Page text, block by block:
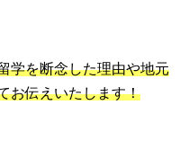
学を断念した理由や地元
お伝えいたします！